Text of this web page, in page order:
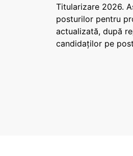
Titularizare 2026.
posturilor pentru
actualizată, după
candidaților pe